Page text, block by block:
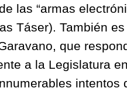
las “armas
Táser). También
que
a la Legislatura
intentos